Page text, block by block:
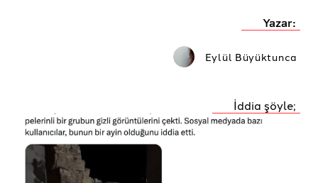
Yazar:
Eylül Büyüktunca
İddia şöyle;